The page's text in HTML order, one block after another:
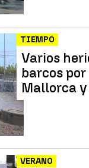
TIEMPO
Varios
barcos
Mallorca
VERANO